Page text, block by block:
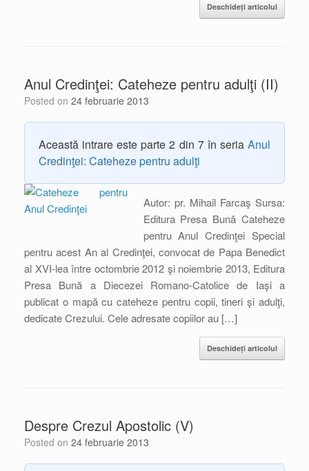
Deschideți articolul
Anul Credinţei: Cateheze pentru adulţi (II)
Posted on 24 februarie 2013
Această intrare este parte 2 din 7 în seria Anul
Credinţei: Cateheze pentru adulţi
Autor: pr. Mihail Farcaş Sursa:
Editura Presa Bună Cateheze
pentru Anul Credinţei Special
pentru acest An al Credinţei, convocat de Papa Benedict
al XVI-lea între octombrie 2012 şi noiembrie 2013, Editura
Presa Bună a Diecezei Romano-Catolice de Iaşi a
publicat o mapă cu cateheze pentru copii, tineri şi adulţi,
dedicate Crezului. Cele adresate copiilor au […]
Deschideți articolul
Despre Crezul Apostolic (V)
Posted on 24 februarie 2013